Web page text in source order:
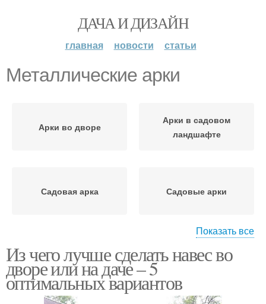
ДАЧА И ДИЗАЙН
главная новости статьи
Металлические арки
Арки во дворе
Арки в садовом
ландшафте
Садовая арка Садовые арки
Деревянные арки Каменные арки
Показать все
Из чего лучше сделать навес во
дворе или на даче – 5
оптимальных вариантов